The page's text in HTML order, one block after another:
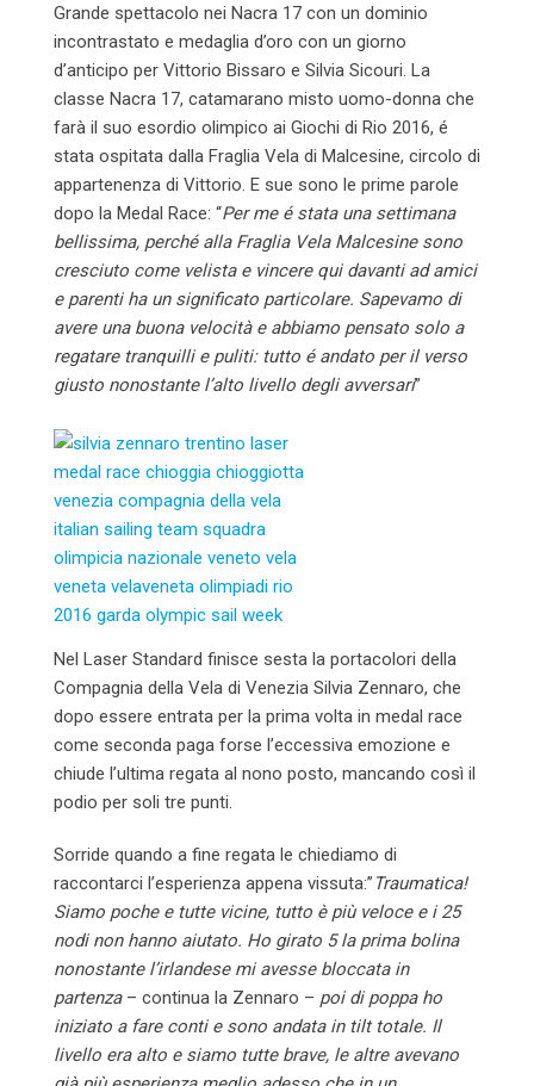
Grande spettacolo nei Nacra 17 con un dominio
incontrastato e medaglia d’oro con un giorno
d’anticipo per Vittorio Bissaro e Silvia Sicouri. La
classe Nacra 17, catamarano misto uomo-donna che
farà il suo esordio olimpico ai Giochi di Rio 2016, é
stata ospitata dalla Fraglia Vela di Malcesine, circolo di
appartenenza di Vittorio. E sue sono le prime parole
dopo la Medal Race: “Per me é stata una settimana
bellissima, perché alla Fraglia Vela Malcesine sono
cresciuto come velista e vincere qui davanti ad amici
e parenti ha un significato particolare. Sapevamo di
avere una buona velocità e abbiamo pensato solo a
regatare tranquilli e puliti: tutto é andato per il verso
giusto nonostante l’alto livello degli avversari”
Nel Laser Standard finisce sesta la portacolori della
Compagnia della Vela di Venezia Silvia Zennaro, che
dopo essere entrata per la prima volta in medal race
come seconda paga forse l’eccessiva emozione e
chiude l’ultima regata al nono posto, mancando così il
podio per soli tre punti.
Sorride quando a fine regata le chiediamo di
raccontarci l’esperienza appena vissuta:” Traumatica!
Siamo poche e tutte vicine, tutto è più veloce e i 25
nodi non hanno aiutato. Ho girato 5 la prima bolina
nonostante l’irlandese mi avesse bloccata in
partenza– continua la Zennaro – poi di poppa ho
iniziato a fare conti e sono andata in tilt totale. Il
livello era alto e siamo tutte brave, le altre avevano